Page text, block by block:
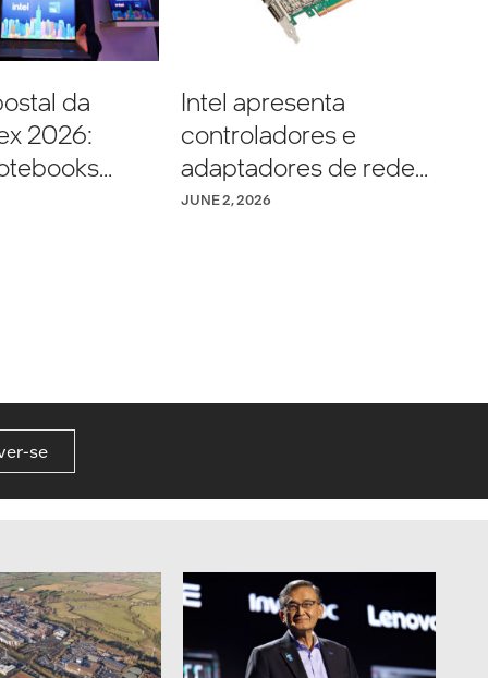
da
2026:
Série 3
Intel apresenta
controladores e
adaptadores de rede
Ethernet E835 para
JUNE 2, 2026
se